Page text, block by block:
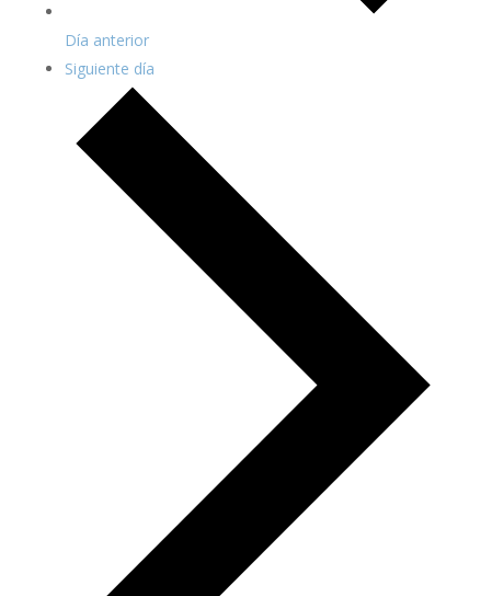
Día anterior
Siguiente día